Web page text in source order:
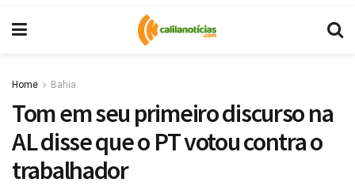
Home Bahia
Tom em seu primeiro discurso na
AL disse que o PT votou contra o
trabalhador